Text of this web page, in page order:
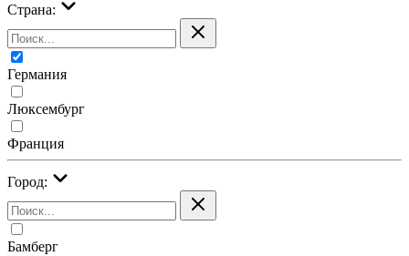
Страна:
Германия
Люксембург
Франция
Город:
Бамберг